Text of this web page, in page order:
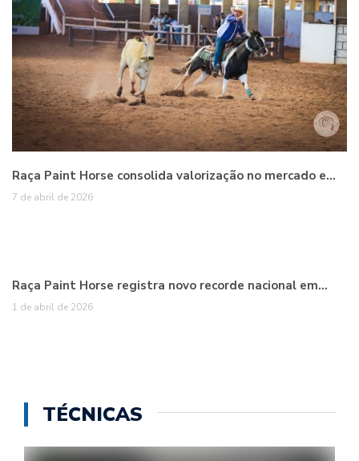
Raça Paint Horse consolida valorização no mercado e…
7 de abril de 2026